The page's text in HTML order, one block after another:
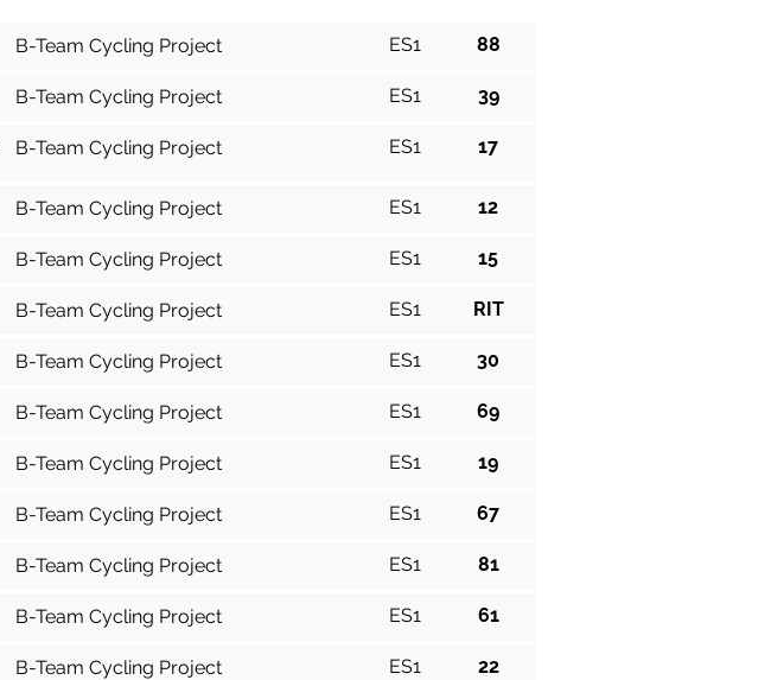
B-Team Cycling Project ES1 88
B-Team Cycling Project ES1 39
B-Team Cycling Project ES1 17
B-Team Cycling Project ES1 12
B-Team Cycling Project ES1 15
B-Team Cycling Project ES1 RIT
B-Team Cycling Project ES1 30
B-Team Cycling Project ES1 69
B-Team Cycling Project ES1 19
B-Team Cycling Project ES1 67
B-Team Cycling Project ES1 81
B-Team Cycling Project ES1 61
B-Team Cycling Project ES1 22